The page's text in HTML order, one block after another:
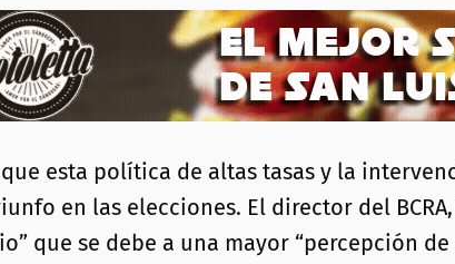
esta política de altas tasas y la
en las elecciones. El director del
que se debe a una mayor “percepción